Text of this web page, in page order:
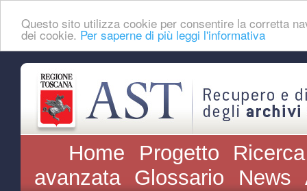
Questo sito utilizza cookie per consentire la corretta
dei cookie. Per saperne di più leggi l'informativa
Home Progetto
avanzata Glossario News